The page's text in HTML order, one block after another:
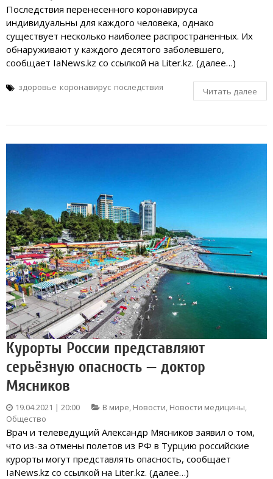
Последствия перенесенного коронавируса
индивидуальны для каждого человека, однако
существует несколько наиболее распространенных. Их
обнаруживают у каждого десятого заболевшего,
сообщает IaNews.kz со ссылкой на Liter.kz. (далее…)
здоровье коронавирус последствия Читать далее
Курорты России представляют
серьёзную опасность — доктор
Мясников
19.04.2021 | 20:00 В мире, Новости, Новости медицины,
Общество
Врач и телеведущий Александр Мясников заявил о том,
что из-за отмены полетов из РФ в Турцию российские
курорты могут представлять опасность, сообщает
IaNews.kz со ссылкой на Liter.kz. (далее…)